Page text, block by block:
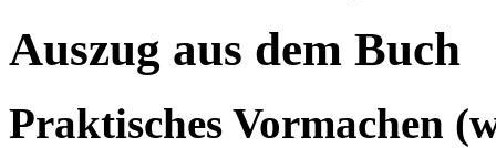
Auszug aus dem Buch
Praktisches Vormachen